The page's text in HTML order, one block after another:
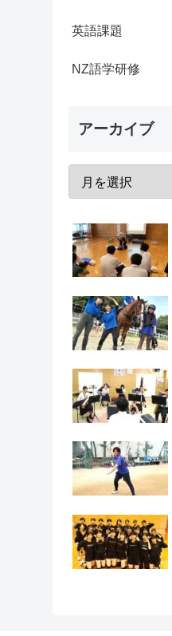
英語課題
NZ語学研修
アーカイブ